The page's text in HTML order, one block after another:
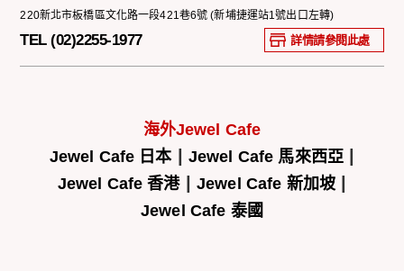
220新北市板橋區文化路一段421巷6號 (新埔捷運站1號出口左轉)
TEL (02)2255-1977 詳情請參閱此處
海外Jewel Cafe
Jewel Cafe 日本| Jewel Cafe 馬來西亞
Jewel Cafe 香港| Jewel Cafe 新加坡|
Jewel Cafe 泰國